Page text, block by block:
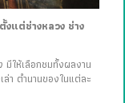
แต่ช่างหลวง ช่าง
มีให้เลือกชมทั้งผลงาน
า ตำนานของในแต่ละ